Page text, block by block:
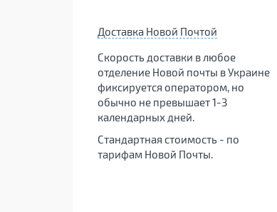
Доставка Новой Почтой
Скорость доставки в любое
отделение Новой почты в Украине
фиксируется оператором, но
обычно не превышает 1-3
календарных дней.
Стандартная стоимость - по
тарифам Новой Почты.